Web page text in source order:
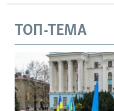
ТОП-ТЕМА